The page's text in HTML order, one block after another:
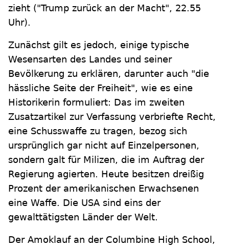
zieht ("Trump zurück an der Macht", 22.55
Uhr).
Zunächst gilt es jedoch, einige typische
Wesensarten des Landes und seiner
Bevölkerung zu erklären, darunter auch "die
hässliche Seite der Freiheit", wie es eine
Historikerin formuliert: Das im zweiten
Zusatzartikel zur Verfassung verbriefte Recht,
eine Schusswaffe zu tragen, bezog sich
ursprünglich gar nicht auf Einzelpersonen,
sondern galt für Milizen, die im Auftrag der
Regierung agierten. Heute besitzen dreißig
Prozent der amerikanischen Erwachsenen
eine Waffe. Die USA sind eins der
gewalttätigsten Länder der Welt.
Der Amoklauf an der Columbine High School,